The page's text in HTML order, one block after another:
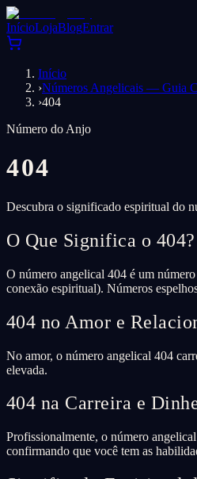
InícioLojaBlogEntrar
Início
›Números Angelicais — Guia
›404
Número do Anjo
404
Descubra o significado espiritual do
O Que Significa o 404?
O número angelical 404 é um
conexão espiritual). Números
404 no Amor e
No amor, o número angelical 404
elevada.
404 na Carreira e
Profissionalmente, o número
confirmando que você tem as